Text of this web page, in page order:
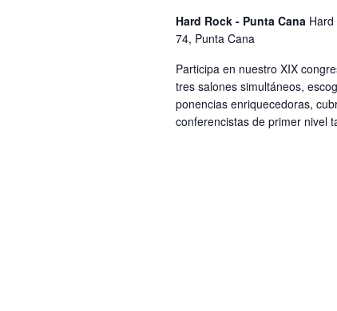
Hard Rock - Punta Cana
74, Punta Cana
Participa en nuestro XIX
tres salones simultáneos,
ponencias enriquecedoras,
conferencistas de primer nivel